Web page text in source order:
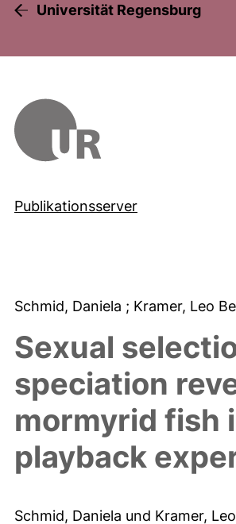
Universität Regensburg
Publikationsserver
Schmid, Daniela ; Kramer, Leo
Sexual
speciation
mormyrid fish
playback
Schmid, Daniela und Kramer,